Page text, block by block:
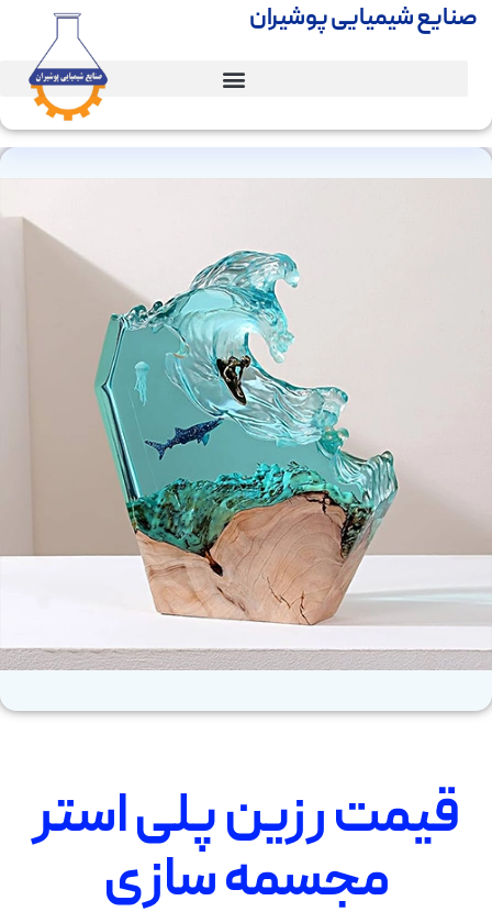
صنایع شیمیایی پوشیران
قیمت رزین پلی استر
مجسمه سازی